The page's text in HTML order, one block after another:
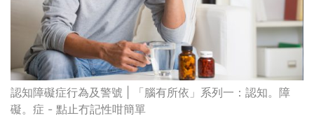
認知障礙症行為及警號 | 「腦有所依」系列一：認知。障
礙。症 - 點止冇記性咁簡單